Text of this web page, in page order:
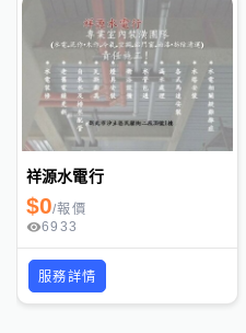
祥源水電行
$0/報價
6933
服務詳情